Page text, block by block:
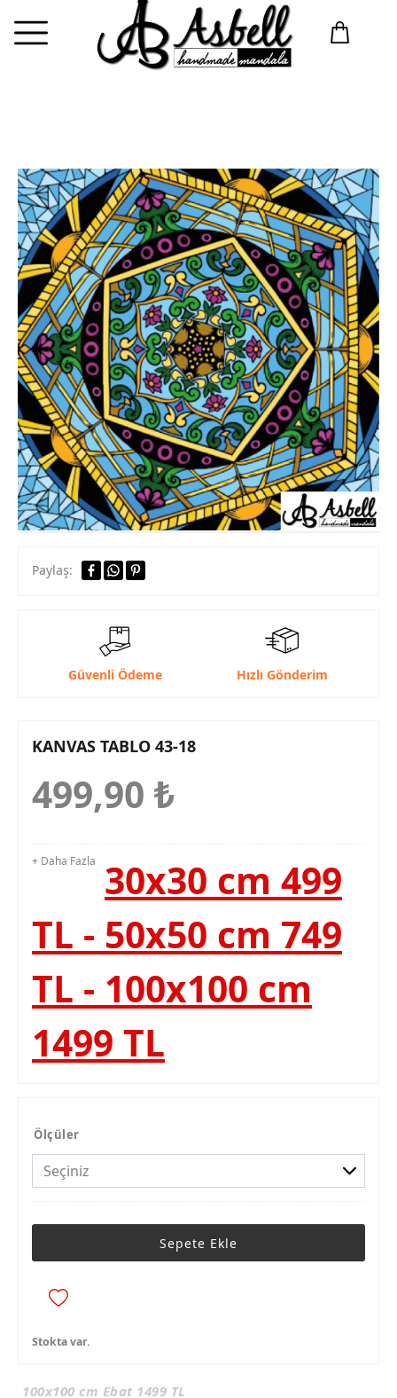
Paylaş:
Güvenli Ödeme Hızlı Gönderim
KANVAS TABLO 43-18
499,90 ₺
+ Daha Fazla
30x30 cm 499
TL - 50x50 cm 749
TL - 100x100 cm
1499 TL
Ölçüler
Sepete Ekle
Stokta var.
100x100 cm Ebat 1499 TL